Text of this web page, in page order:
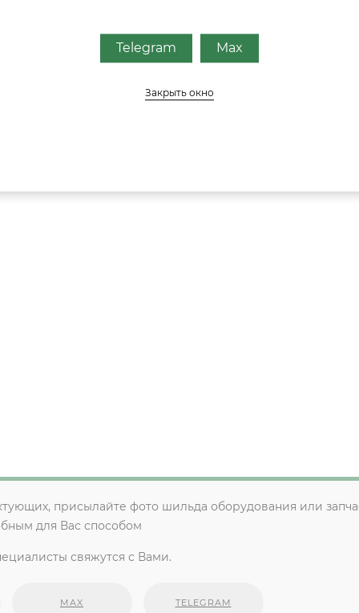
присылайте фото шильда оборудования или
для Вас способом
свяжутся с Вами.
MAX TELEGRAM
Telegram Max
Закрыть окно